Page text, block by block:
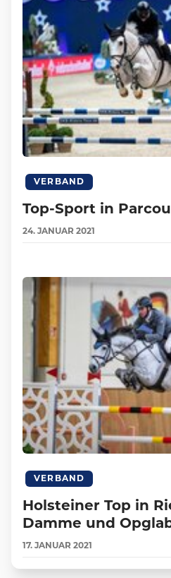
VERBAND
Top-Sport in
24. JANUAR 2021
VERBAND
Holsteiner Top in
Damme und
17. JANUAR 2021